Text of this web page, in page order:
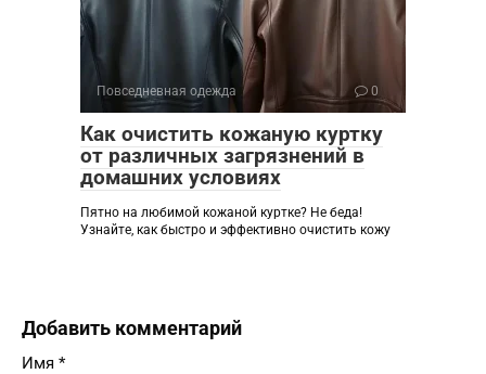
Повседневная одежда 0
Как очистить кожаную куртку
от различных загрязнений в
домашних условиях
Пятно на любимой кожаной куртке? Не беда!
Узнайте, как быстро и эффективно очистить кожу
Добавить комментарий
Имя *